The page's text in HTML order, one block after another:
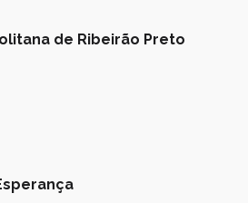
de Ribeirão Preto